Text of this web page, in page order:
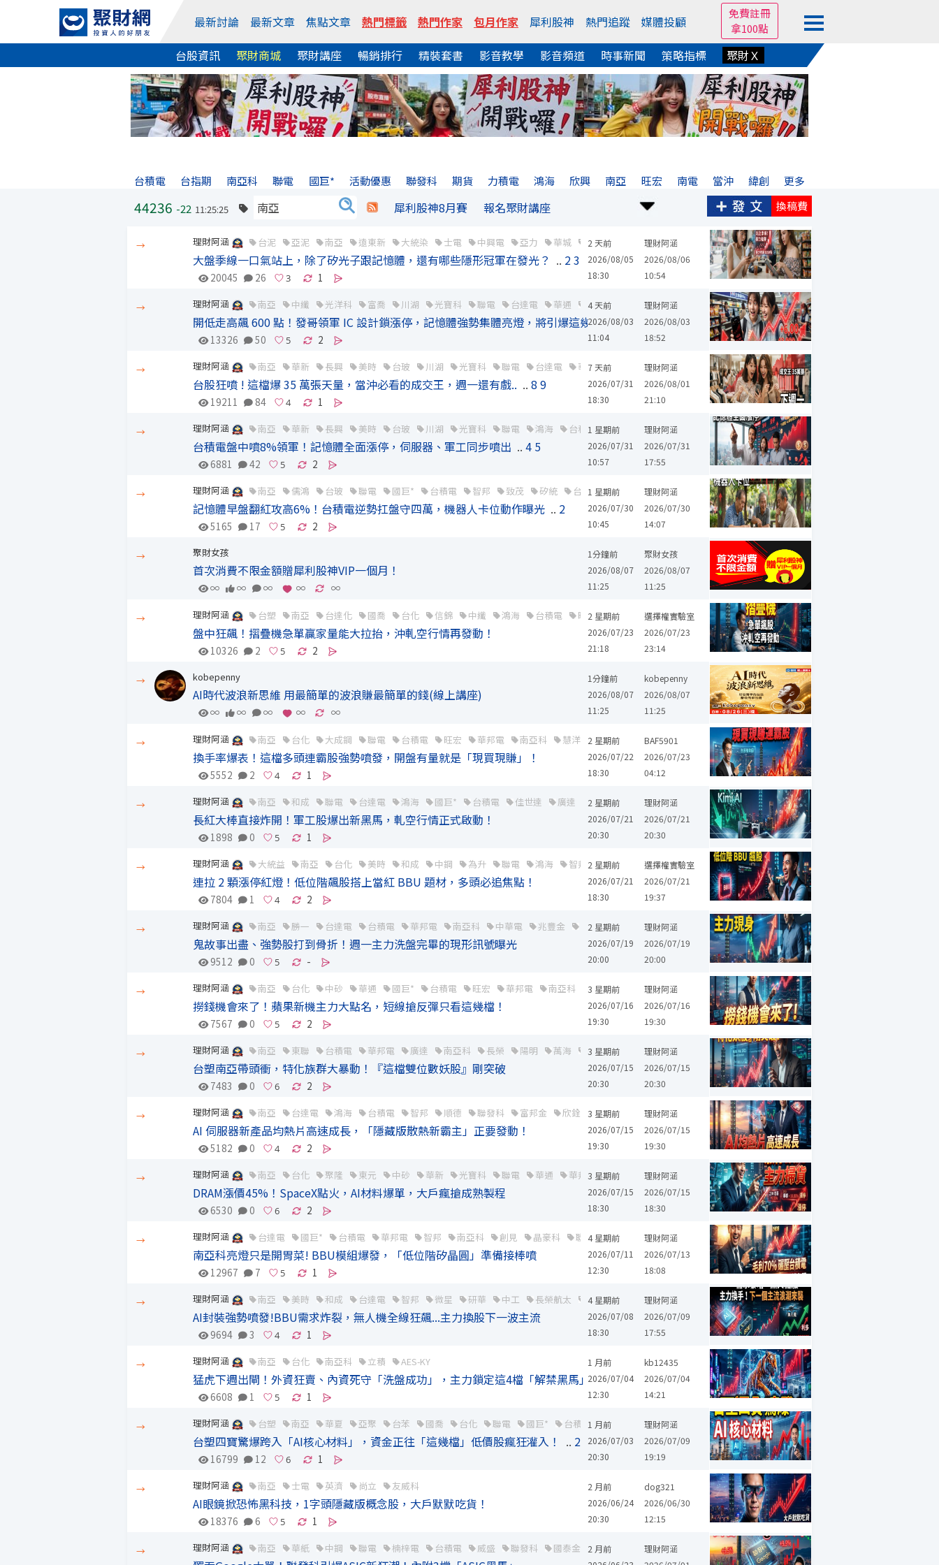
最新討論 最新文章 焦點文章 熱門標籤 熱門作家 包月作家 犀利股神 熱門追蹤 媒體投顧
免費註冊
拿100點
台股資訊 聚財商城 聚財講座 暢銷排行 精裝套書 影音教學 影音頻道 時事新聞 策略指標 聚財Ｘ
台積電 台指期 南亞科 聯電 國巨* 活動優惠 聯發科 期貨 力積電 鴻海 欣興 南亞 旺宏 南電 當沖 緯創 更多
44236 -22 11:25:25 犀利股神8月賽 報名聚財講座 換稿費
→ 理財阿涵 台泥 亞泥 南亞 遠東新 大統染 士電 中興電 亞力 華城 錩泰 台玻 永豐餘 東和鋼鐵
2 天前
2026/08/05
18:30
大盤季線一口氣站上，除了矽光子跟記憶體，還有哪些隱形冠軍在發光？ .. 23
20045 26 1
理財阿涵
2026/08/06
10:54
→ 理財阿涵 南亞 中纖 光洋科 富喬 川湖 光寶科 聯電 台達電 華通 鴻海 台積電 旺宏 華邦電 致茂 金像電
4 天前
2026/08/03
11:04
開低走高飆 600 點！發哥領軍 IC 設計鎖漲停，記憶體強勢集體亮燈，將引爆這幾隻....45
13326 50 2
理財阿涵
2026/08/03
18:52
→ 理財阿涵 南亞 華新 長興 美時 台玻 川湖 光寶科 聯電 台達電 華通 鴻海 國巨* 台積電 旺宏 華邦電
7 天前
2026/07/31
18:30
台股狂噴 ! 這檔爆 35 萬張天量，當沖必看的成交王，週一還有戲.. ..8 9
19211 84 1
理財阿涵
2026/08/01
21:10
→ 理財阿涵 南亞 華新 長興 美時 台玻 川湖 光寶科 聯電 鴻海 台積電 旺宏 華邦電 聯強 南亞科 友達
1 星期前
2026/07/31
10:57
台積電盤中噴8%領軍！記憶體全面漲停，伺服器、軍工同步噴出 ..4 5
6881 42 2
理財阿涵
2026/07/31
17:55
→ 理財阿涵 南亞 儒鴻 台玻 聯電 國巨* 台積電 智邦 致茂 矽統 台光電 聯發科 盟立 怡利電 愛山林 統一超
1 星期前
2026/07/30
10:45
記憶體早盤翻紅攻高6%！台積電逆勢扛盤守四萬，機器人卡位動作曝光 .. 2
5165 17 2
理財阿涵
2026/07/30
14:07
→ 聚財女孩
1分鐘前
2026/08/07
11:25
首次消費不限金額贈犀利股神VIP一個月！
∞ ∞ ∞ ∞ ∞
聚財女孩
2026/08/07
11:25
→ 理財阿涵 台塑 南亞 台達化 國喬 台化 信錦 中纖 鴻海 台積電 旺宏 華邦電 英業達 廣達 南亞科 全新 大毅
2 星期前
2026/07/23
21:18
盤中狂飆！摺疊機急單贏家量能大拉抬，沖軋空行情再發動！
10326 2 2
選擇權實驗室
2026/07/23
23:14
→ kobepenny
1分鐘前
2026/08/07
11:25
AI時代波浪新思維 用最簡單的波浪賺最簡單的錢(線上講座)
∞ ∞ ∞ ∞ ∞
kobepenny
2026/08/07
11:25
→ 理財阿涵 南亞 台化 大成鋼 聯電 台積電 旺宏 華邦電 南亞科 慧洋-KY 欣興 聯亞 緯創 世界 凌華
2 星期前
2026/07/22
18:30
換手率爆表！這檔多頭連霸股強勢噴發，開盤有量就是「現買現賺」！
5552 2 1
BAF5901
2026/07/23
04:12
→ 理財阿涵 南亞 和成 聯電 台達電 鴻海 國巨* 台積電 佳世達 廣達 華新科 亞航 漢翔 奇鋐 緯創 昇貿 京鼎
2 星期前
2026/07/21
20:30
長紅大棒直接炸開！軍工股爆出新黑馬，軋空行情正式啟動！
1898 0 1
理財阿涵
2026/07/21
20:30
→ 理財阿涵 大統益 南亞 台化 美時 和成 中鋼 為升 聯電 鴻海 智邦 致茂 台光電 南亞科 聯發科 盟立 長榮
2 星期前
2026/07/21
18:30
連拉 2 顆漲停紅燈！低位階飆股搭上當紅 BBU 題材，多頭必追焦點！
7804 1 2
選擇權實驗室
2026/07/21
19:37
→ 理財阿涵 南亞 勝一 台達電 台積電 華邦電 南亞科 中華電 兆豐金 永豐金 台灣大 聯亞 弘塑 正達 緯創
2 星期前
2026/07/19
20:00
鬼故事出盡、強勢股打到骨折！週一主力洗盤完畢的現形訊號曝光
9512 0 -
理財阿涵
2026/07/19
20:00
→ 理財阿涵 南亞 台化 中砂 華通 國巨* 台積電 旺宏 華邦電 南亞科 精材 臻鼎-KY 台表科 台塑化 力積電
3 星期前
2026/07/16
19:30
撈錢機會來了！蘋果新機主力大點名，短線搶反彈只看這幾檔！
7567 0 2
理財阿涵
2026/07/16
19:30
→ 理財阿涵 南亞 東聯 台積電 華邦電 廣達 南亞科 長榮 陽明 萬海 緯創 中磊 精成科 啟碁 樺漢
3 星期前
2026/07/15
20:30
台塑南亞帶頭衝，特化族群大暴動！『這檔雙位數妖股』剛突破
7483 0 2
理財阿涵
2026/07/15
20:30
→ 理財阿涵 南亞 台達電 鴻海 台積電 智邦 順德 聯發科 富邦金 欣銓 健策
3 星期前
2026/07/15
19:30
AI 伺服器新產品均熱片高速成長，「隱藏版散熱新霸主」正要發動！
5182 0 2
理財阿涵
2026/07/15
19:30
→ 理財阿涵 南亞 台化 聚隆 東元 中砂 華新 光寶科 聯電 華通 華邦電 智邦 所羅門 一詮 凱基金 晶豪科
3 星期前
2026/07/15
18:30
DRAM漲價45%！SpaceX點火，AI材料爆單，大戶瘋搶成熟製程
6530 0 2
理財阿涵
2026/07/15
18:30
→ 理財阿涵 台達電 國巨* 台積電 華邦電 智邦 南亞科 創見 晶豪科 聯亞 順達 威剛 上詮 台勝科 華星光 世界
4 星期前
2026/07/11
12:30
南亞科亮燈只是開胃菜! BBU模組爆發，「低位階矽晶圓」準備接棒噴
12967 7 1
理財阿涵
2026/07/13
18:08
→ 理財阿涵 南亞 美時 和成 台達電 智邦 微星 研華 中工 長榮航太 凱基金 國票金 豐達科 德律 智原 順達
4 星期前
2026/07/08
18:30
AI封裝強勢噴發!BBU需求炸裂，無人機全線狂飆...主力換股下一波主流
9694 3 1
理財阿涵
2026/07/09
17:55
→ 理財阿涵 南亞 台化 南亞科 立積 AES-KY
1 月前
2026/07/04
12:30
猛虎下週出閘！外資狂賣、內資死守「洗盤成功」，主力鎖定這4檔「解禁黑馬」準備暴力噴發！
6608 1 1
kb12435
2026/07/04
14:21
→ 理財阿涵 台塑 南亞 華夏 亞聚 台苯 國喬 台化 聯電 國巨* 台積電 華邦電 南亞科 京元電子 威剛 陽程 世芯-KY
1 月前
2026/07/03
20:30
台塑四寶驚爆跨入「AI核心材料」，資金正往「這幾檔」低價股瘋狂灌入！ .. 2
16799 12 1
理財阿涵
2026/07/09
19:19
→ 理財阿涵 南亞 士電 英濟 尚立 友威科
2 月前
2026/06/24
20:30
AI眼鏡掀恐怖黑科技，1字頭隱藏版概念股，大戶默默吃貨！
18376 6 1
dog321
2026/06/30
12:15
→ 理財阿涵 南亞 華紙 中鋼 聯電 楠梓電 台積電 威盛 聯發科 國泰金 中信金 晶豪科 達航科技 宏齊 大中
2 月前
理財阿涵